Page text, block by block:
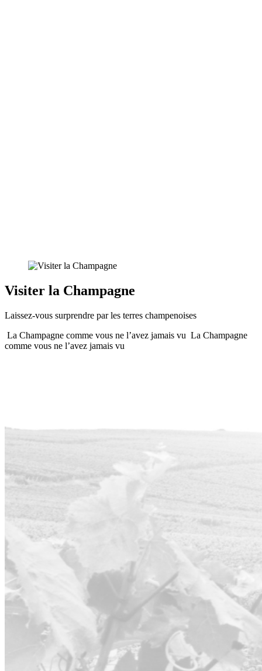
Visiter la Champagne
Laissez-vous surprendre par les terres champenoises
La Champagne comme vous ne l’avez jamais vu La Champagne
comme vous ne l’avez jamais vu